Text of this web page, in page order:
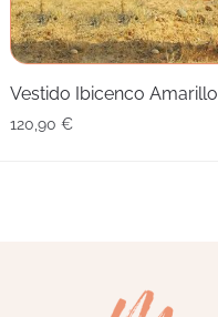
Vestido Ibicenco Amarillo
120,90 €